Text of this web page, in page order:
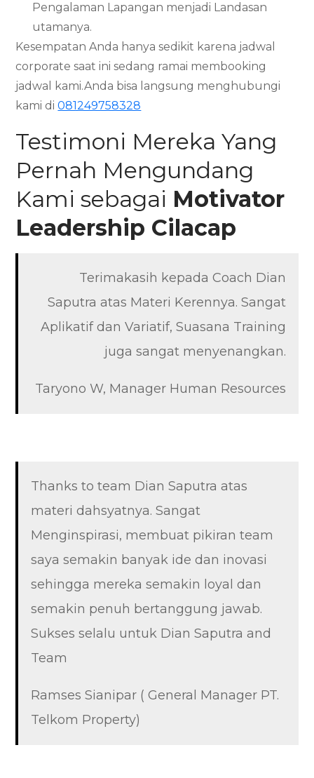
Pengalaman Lapangan menjadi Landasan
utamanya.
Kesempatan Anda hanya sedikit karena jadwal
corporate saat ini sedang ramai membooking
jadwal kami.Anda bisa langsung menghubungi
kami di081249758328
Testimoni Mereka Yang
Pernah Mengundang
Kami sebagai Motivator
Leadership Cilacap
Terimakasih kepada Coach Dian
Saputra atas Materi Kerennya. Sangat
Aplikatif dan Variatif, Suasana Training
juga sangat menyenangkan.
Taryono W, Manager Human Resources
Thanks to team Dian Saputra atas
materi dahsyatnya. Sangat
Menginspirasi, membuat pikiran team
saya semakin banyak ide dan inovasi
sehingga mereka semakin loyal dan
semakin penuh bertanggung jawab.
Sukses selalu untuk Dian Saputra and
Team
Ramses Sianipar ( General Manager PT.
Telkom Property)